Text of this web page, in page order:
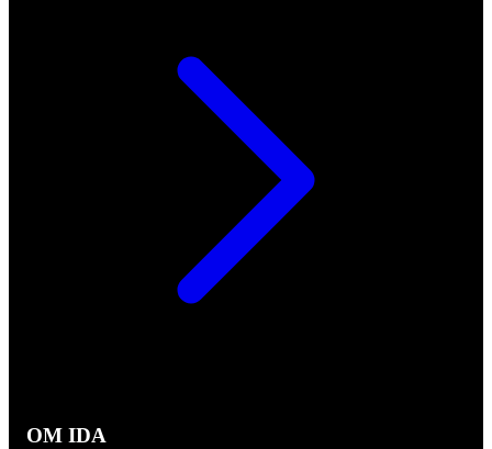
OM IDA